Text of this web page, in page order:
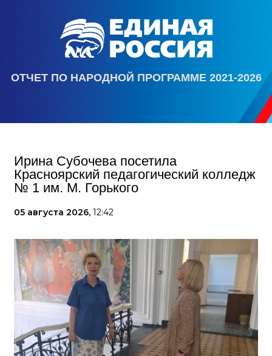
ОТЧЕТ ПО НАРОДНОЙ ПРОГРАММЕ 2021-2026
Ирина Субочева посетила
Красноярский педагогический колледж
№ 1 им. М. Горького
05 августа 2026, 12:42